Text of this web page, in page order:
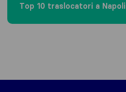
Top 10 traslocatori a Napoli